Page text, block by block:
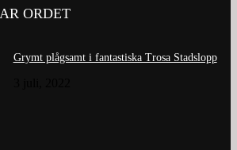
ORDET
Grymt plågsamt i fantastiska Trosa Stadslopp